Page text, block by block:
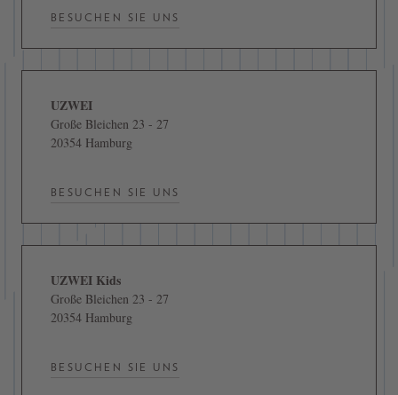
BESUCHEN SIE UNS
UZWEI
Große Bleichen 23 - 27
20354 Hamburg
BESUCHEN SIE UNS
UZWEI Kids
Große Bleichen 23 - 27
20354 Hamburg
BESUCHEN SIE UNS